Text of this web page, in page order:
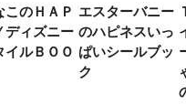
このＨＡＰ
ディズニー
イルＢＯＯ
エスターバニー
のハピネスいっ
ぱいシールブッ
ク